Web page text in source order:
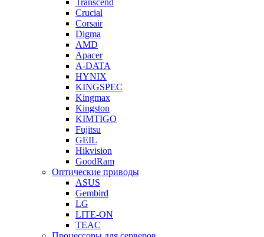
Transcend
Crucial
Corsair
Digma
AMD
Apacer
A-DATA
HYNIX
KINGSPEC
Kingmax
Kingston
KIMTIGO
Fujitsu
GEIL
Hikvision
GoodRam
Оптические приводы
ASUS
Gembird
LG
LITE-ON
TEAC